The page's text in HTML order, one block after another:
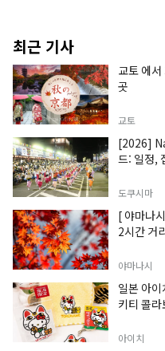
최근 기사
교토 에
곳
교토
[2026]
드: 일정,
도쿠시마
[ 야마나
2시간 거
야마나시
일본 아
키티 콜
아이치